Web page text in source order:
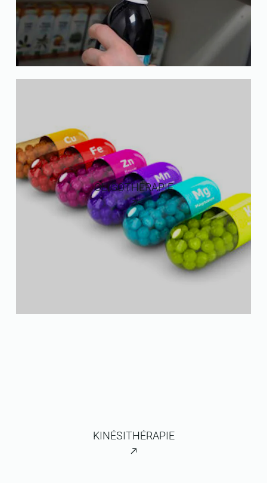
OLIGOTHÉRAPIE
KINÉSITHÉRAPIE